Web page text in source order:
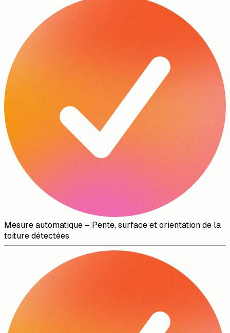
Mesure automatique – Pente, surface et orientation de la
toiture détectées